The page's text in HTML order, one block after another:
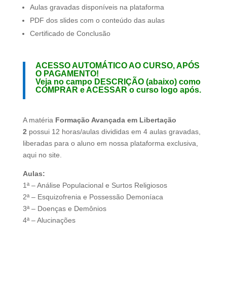
Aulas gravadas disponíveis na plataforma
PDF dos slides com o conteúdo das aulas
Certificado de Conclusão
ACESSO AUTOMÁTICO AO CURSO, APÓS
O PAGAMENTO!
Veja no campo DESCRIÇÃO (abaixo) como
COMPRAR eACESSAR o curso logo após.
A matéria Formação Avançada em Libertação
2possui 12 horas/aulas divididas em 4 aulas gravadas,
liberadas para o aluno em nossa plataforma exclusiva,
aqui no site.
Aulas:
1ª – Análise Populacional e Surtos Religiosos
2ª – Esquizofrenia e Possessão Demoníaca
3ª – Doenças e Demônios
4ª – Alucinações